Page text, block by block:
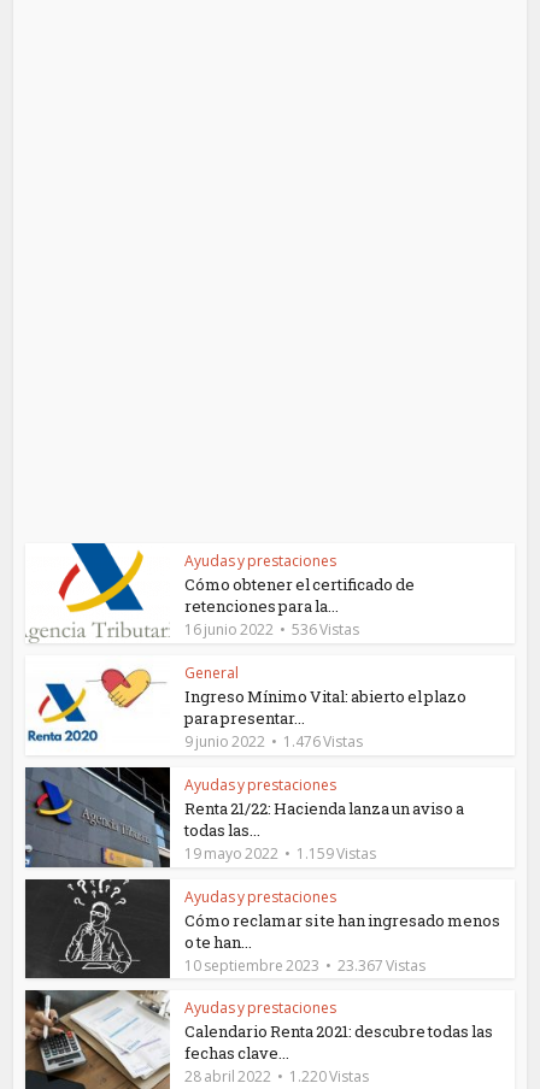
Ayudas y prestaciones
Cómo obtener el certificado de
retenciones para la...
16 junio 2022 536 Vistas
General
Ingreso Mínimo Vital: abierto el plazo
para presentar...
9 junio 2022 1.476 Vistas
Ayudas y prestaciones
Renta 21/22: Hacienda lanza un aviso a
todas las...
19 mayo 2022 1.159 Vistas
Ayudas y prestaciones
Cómo reclamar si te han ingresado menos
o te han...
10 septiembre 2023 23.367 Vistas
Ayudas y prestaciones
Calendario Renta 2021: descubre todas las
fechas clave...
28 abril 2022 1.220 Vistas